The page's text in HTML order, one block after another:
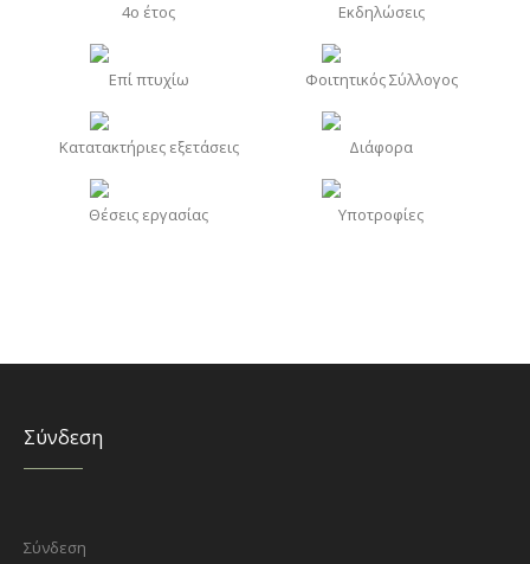
4o έτος Εκδηλώσεις
Επί πτυχίω Φοιτητικός Σύλλογος
Κατατακτήριες εξετάσεις Διάφορα
Θέσεις εργασίας Υποτροφίες
Σύνδεση
Σύνδεση